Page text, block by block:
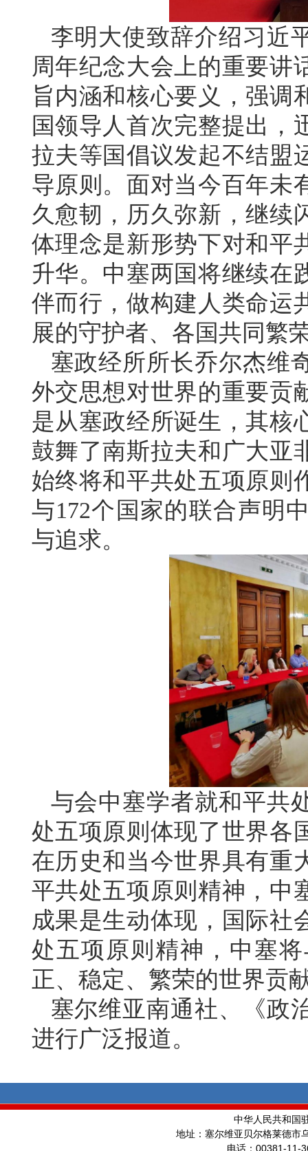
李明大使致辞介绍习近
周年纪念大会上的重要讲
旨内涵和核心要义，强调
国领导人首次完整提出，
拉夫等国倡议发起不结盟
导原则。面对当今百年未
久愈韧，历久弥新，继续
体理念是新形势下对和平
升华。中塞两国将继续在
伴而行，做构建人类命运
展的守护者、各国共同繁
塞政经所所长乔尔杰维
外交思想对世界的重要贡
是从塞政经所诞生，其核
鼓舞了南斯拉夫和广大亚
始终将和平共处五项原则
与172个国家的联合声明
与追求。
与会中塞学者就和平共
处五项原则体现了世界各
在历史和当今世界具有重
平共处五项原则精神，中
成果是生动体现，国际社
处五项原则精神，中塞
正、稳定、繁荣的世界贡
塞尔维亚南通社、《政
进行广泛报道。
中华人民共和国
地址：塞尔维亚贝尔格莱德市
电话： 00381-11-